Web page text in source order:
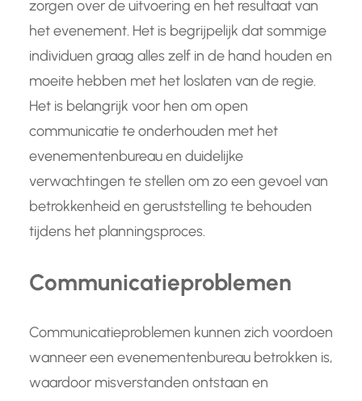
zorgen over de uitvoering en het resultaat van
het evenement. Het is begrijpelijk dat sommige
individuen graag alles zelf in de hand houden en
moeite hebben met het loslaten van de regie.
Het is belangrijk voor hen om open
communicatie te onderhouden met het
evenementenbureau en duidelijke
verwachtingen te stellen om zo een gevoel van
betrokkenheid en geruststelling te behouden
tijdens het planningsproces.
Communicatieproblemen
Communicatieproblemen kunnen zich voordoen
wanneer een evenementenbureau betrokken is,
waardoor misverstanden ontstaan en